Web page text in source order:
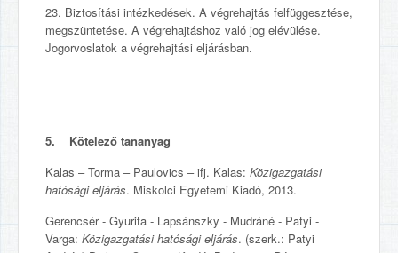
23. Biztosítási intézkedések. A végrehajtás felfüggesztése,
megszüntetése. A végrehajtáshoz való jog elévülése.
Jogorvoslatok a végrehajtási eljárásban.
5. Kötelező tananyag
Kalas – Torma – Paulovics – ifj. Kalas: Közigazgatási
hatósági eljárás. Miskolci Egyetemi Kiadó, 2013.
Gerencsér - Gyurita - Lapsánszky - Mudráné - Patyi -
Varga: Közigazgatási hatósági eljárás. (szerk.: Patyi